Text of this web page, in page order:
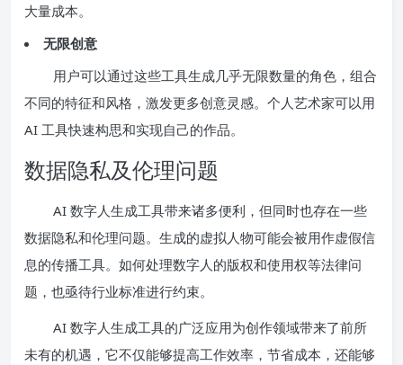
大量成本。
无限创意
用户可以通过这些工具生成几乎无限数量的角色，组合
不同的特征和风格，激发更多创意灵感。个人艺术家可以用
AI 工具快速构思和实现自己的作品。
数据隐私及伦理问题
AI 数字人生成工具带来诸多便利，但同时也存在一些
数据隐私和伦理问题。生成的虚拟人物可能会被用作虚假信
息的传播工具。如何处理数字人的版权和使用权等法律问
题，也亟待行业标准进行约束。
AI 数字人生成工具的广泛应用为创作领域带来了前所
未有的机遇，它不仅能够提高工作效率，节省成本，还能够